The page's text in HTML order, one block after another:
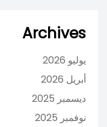
Archives
يوليو 2026
أبريل 2026
ديسمبر 2025
نوفمبر 2025